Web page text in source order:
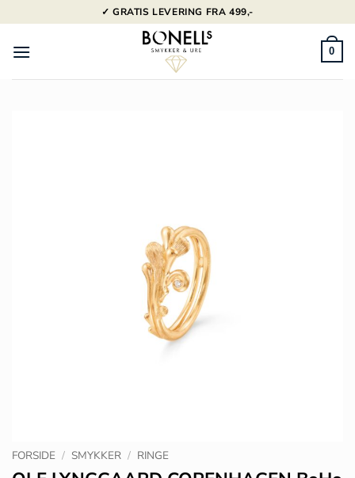
til
indhold
✓ GRATIS LEVERING FRA 499,-
0
FORSIDE / SMYKKER / RINGE